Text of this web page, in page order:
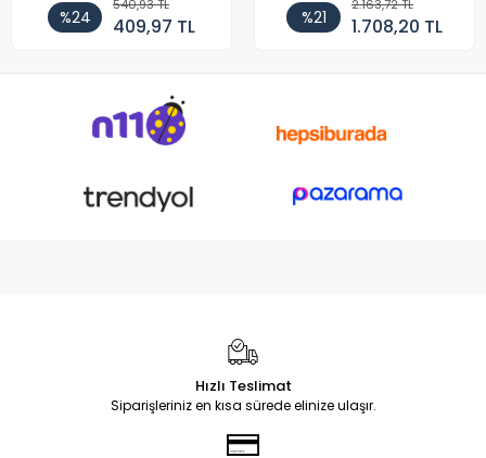
%24
540,93 TL
409,97 TL %21
2.163,72 TL
1.708,20 TL
Hızlı Teslimat
Siparişleriniz en kısa sürede elinize ulaşır.